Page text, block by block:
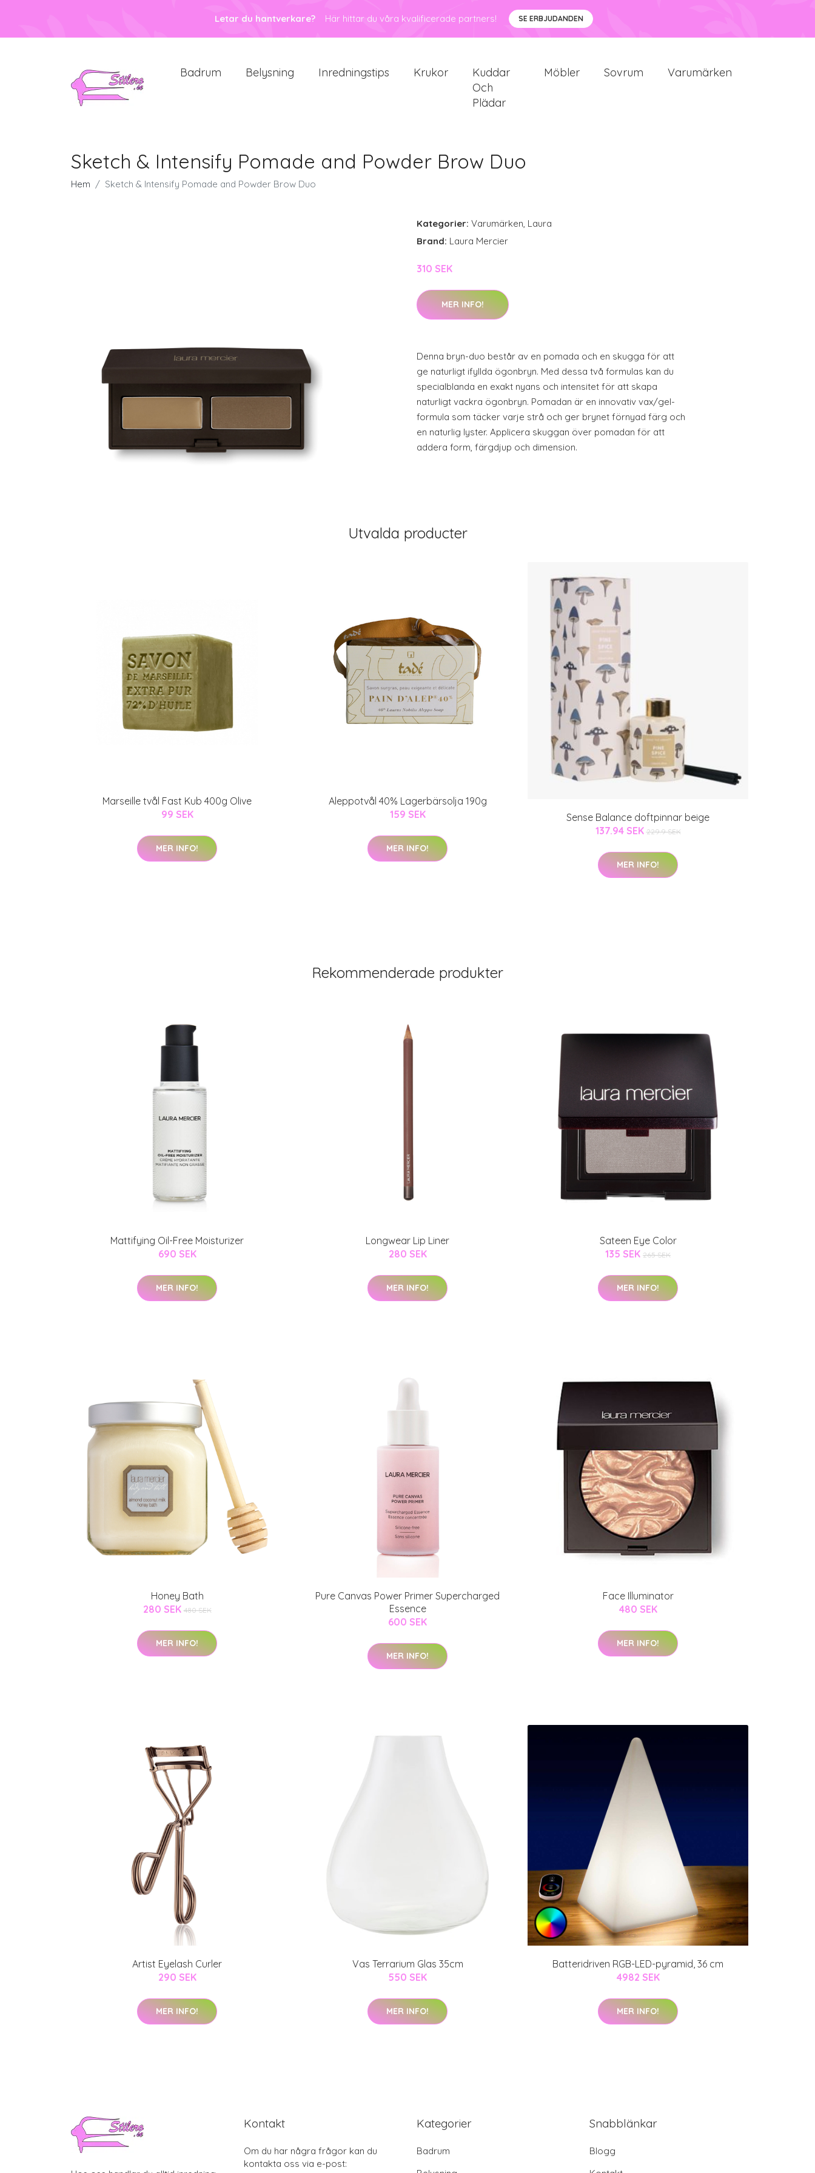
Letar du hantverkare? Här hittar du våra kvalificerade partners! SE ERBJUDANDEN
Badrum Belysning Inredningstips Krukor
Kuddar
Och
Plädar
Möbler Sovrum Varumärken
Sketch & Intensify Pomade and Powder Brow Duo
Hem Sketch & Intensify Pomade and Powder Brow Duo
Kategorier: Varumärken, Laura
Brand: Laura Mercier
310 SEK
MER INFO!
Denna bryn-duo består av en pomada och en skugga för att
ge naturligt ifyllda ögonbryn. Med dessa två formulas kan du
specialblanda en exakt nyans och intensitet för att skapa
naturligt vackra ögonbryn. Pomadan är en innovativ vax/gel-
formula som täcker varje strå och ger brynet förnyad färg och
en naturlig lyster. Applicera skuggan över pomadan för att
addera form, färgdjup och dimension.
Utvalda producter
Marseille tvål Fast Kub 400g Olive
99 SEK
MER INFO!
Aleppotvål 40% Lagerbärsolja 190g
159 SEK
MER INFO!
Sense Balance doftpinnar beige
137.94 SEK 229.9 SEK
MER INFO!
Rekommenderade produkter
Mattifying Oil-Free Moisturizer
690 SEK
MER INFO!
Longwear Lip Liner
280 SEK
MER INFO!
Sateen Eye Color
135 SEK 265 SEK
MER INFO!
Honey Bath
280 SEK 480 SEK
MER INFO!
Pure Canvas Power Primer Supercharged
Essence
600 SEK
MER INFO!
Face Illuminator
480 SEK
MER INFO!
Artist Eyelash Curler
290 SEK
MER INFO!
Vas Terrarium Glas 35cm
550 SEK
MER INFO!
Batteridriven RGB-LED-pyramid, 36 cm
4982 SEK
MER INFO!
Kontakt
Om du har några frågor kan du
kontakta oss via e-post:
Kategorier
Badrum
Snabblänkar
Blogg